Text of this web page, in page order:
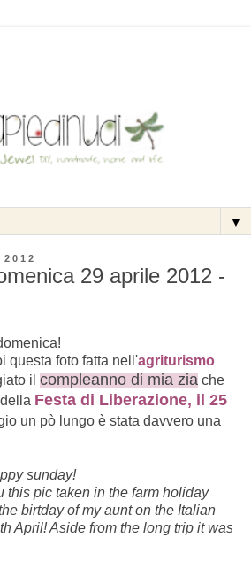
▼
29 aprile 2012 -
questa foto fatta nell'agriturismo
il compleanno di mia zia che
Festa di Liberazione, il 25
un pò lungo è stata davvero una
sunday!
this pic taken in the farm holiday
birtday of my aunt on the Italian
April! Aside from the long trip it was